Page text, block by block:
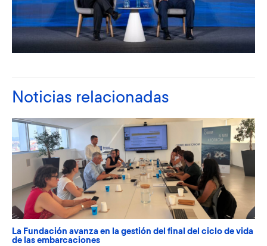
Noticias relacionadas
La Fundación avanza en la gestión del final del ciclo de vida
de las embarcaciones